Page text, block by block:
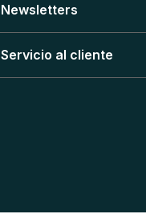
Newsletters
Servicio al cliente